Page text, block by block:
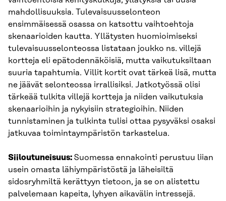
mahdollisuuksia. Tulevaisuusselonteon
ensimmäisessä osassa on katsottu vaihtoehtoja
skenaarioiden kautta. Yllätysten huomioimiseksi
tulevaisuusselonteossa listataan joukko ns. villejä
kortteja eli epätodennäköisiä, mutta vaikutuksiltaan
suuria tapahtumia. Villit kortit ovat tärkeä lisä, mutta
ne jäävät selonteossa irrallisiksi. Jatkotyössä olisi
tärkeää tulkita villejä kortteja ja niiden vaikutuksia
skenaarioihin ja nykyisiin strategioihin. Niiden
tunnistaminen ja tulkinta tulisi ottaa pysyväksi osaksi
jatkuvaa toimintaympäristön tarkastelua.
Siiloutuneisuus: Suomessa ennakointi perustuu liian
usein omasta lähiympäristöstä ja läheisiltä
sidosryhmiltä kerättyyn tietoon, ja se on alistettu
palvelemaan kapeita, lyhyen aikavälin intressejä.